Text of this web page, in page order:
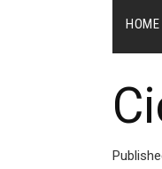
HOME